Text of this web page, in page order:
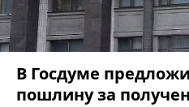
В Госдуме
пошлину за